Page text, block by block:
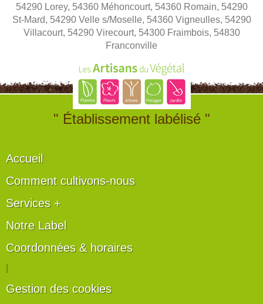
54290 Lorey, 54360 Méhoncourt, 54360 Romain, 54290
St-Mard, 54290 Velle s/Moselle, 54360 Vigneulles, 54290
Villacourt, 54290 Virecourt, 54300 Fraimbois, 54830
Franconville
" Établissement labélisé "
Accueil
Comment cultivons-nous
Services +
Notre Label
Coordonnées & horaires
Gestion des cookies